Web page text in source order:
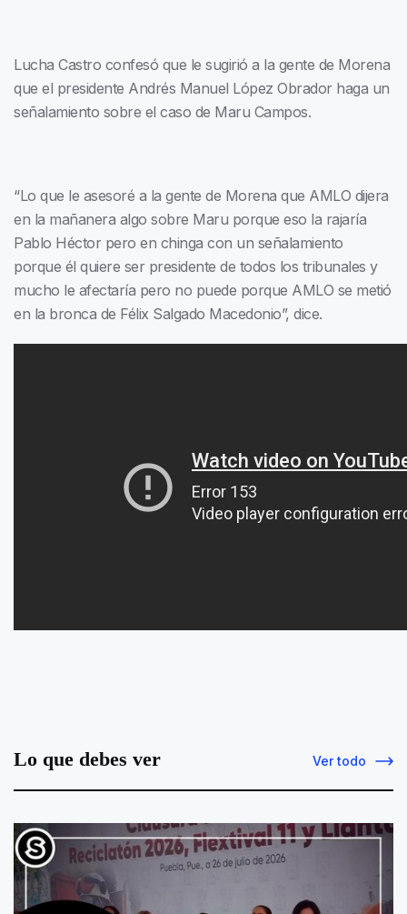
Lucha Castro confesó que le sugirió a la gente de Morena
que el presidente Andrés Manuel López Obrador haga un
señalamiento sobre el caso de Maru Campos.
“Lo que le asesoré a la gente de Morena que AMLO dijera
en la mañanera algo sobre Maru porque eso la rajaría
Pablo Héctor pero en chinga con un señalamiento
porque él quiere ser presidente de todos los tribunales y
mucho le afectaría pero no puede porque AMLO se metió
en la bronca de Félix Salgado Macedonio”, dice.
Lo que debes ver Ver todo